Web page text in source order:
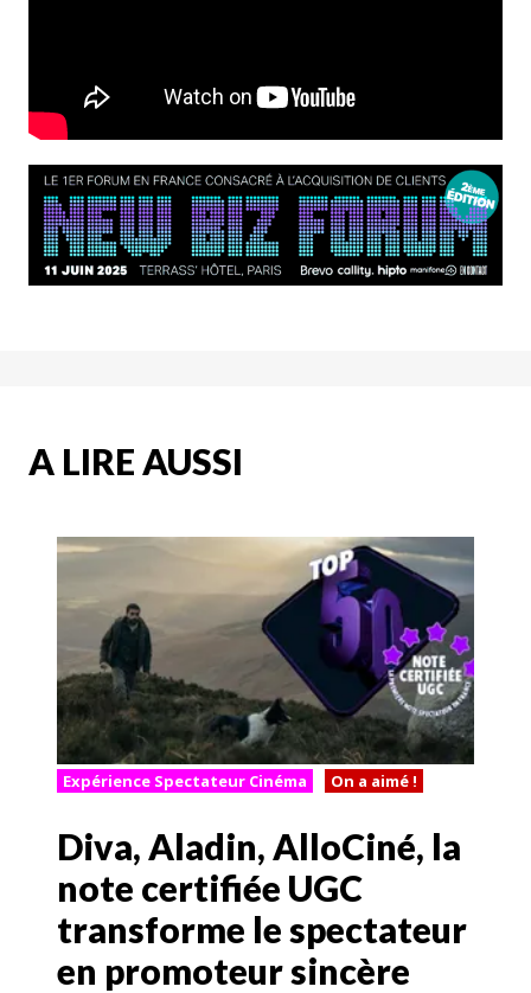
A LIRE AUSSI
Expérience Spectateur Cinéma On a aimé !
Diva, Aladin, AlloCiné, la
note certifiée UGC
transforme le spectateur
en promoteur sincère